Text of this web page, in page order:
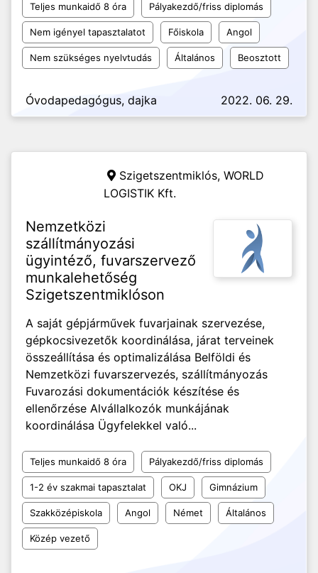
Teljes munkaidő 8 óra Pályakezdő/friss diplomás
Nem igényel tapasztalatot Főiskola Angol
Nem szükséges nyelvtudás Általános Beosztott
Óvodapedagógus, dajka 2022. 06. 29.
Szigetszentmiklós, WORLD
LOGISTIK Kft.
Nemzetközi
szállítmányozási
ügyintéző, fuvarszervező
munkalehetőség
Szigetszentmiklóson
A saját gépjárművek fuvarjainak szervezése,
gépkocsivezetők koordinálása, járat terveinek
összeállítása és optimalizálása Belföldi és
Nemzetközi fuvarszervezés, szállítmányozás
Fuvarozási dokumentációk készítése és
ellenőrzése Alvállalkozók munkájának
koordinálása Ügyfelekkel való...
Teljes munkaidő 8 óra Pályakezdő/friss diplomás
1-2 év szakmai tapasztalat OKJ Gimnázium
Szakközépiskola Angol Német Általános
Közép vezető